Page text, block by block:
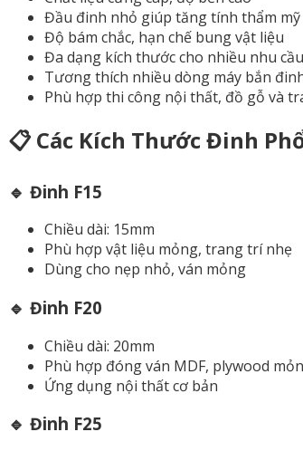
Đầu đinh nhỏ giúp tăng tính thẩm mỹ
Độ bám chắc, hạn chế bung vật liệu
Đa dạng kích thước cho nhiều nhu
Tương thích nhiều dòng máy bắn
Phù hợp thi công nội thất, đồ gỗ và
📋 Các Kích Thước Đinh
🔹 Đinh F15
Chiều dài: 15mm
Phù hợp vật liệu mỏng, trang trí nhẹ
Dùng cho nẹp nhỏ, ván mỏng
🔹 Đinh F20
Chiều dài: 20mm
Phù hợp đóng ván MDF, plywood
Ứng dụng nội thất cơ bản
🔹 Đinh F25